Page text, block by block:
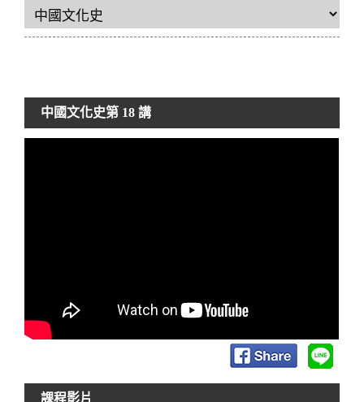
中國文化史第 18 講
課程影片